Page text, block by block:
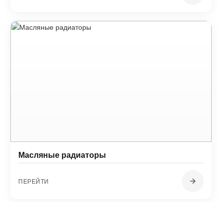
Масляные радиаторы
ПЕРЕЙТИ